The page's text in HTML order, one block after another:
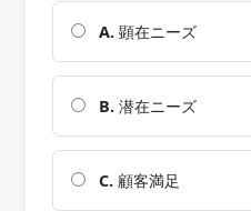
A. 顕在ニーズ
B. 潜在ニーズ
C. 顧客満足